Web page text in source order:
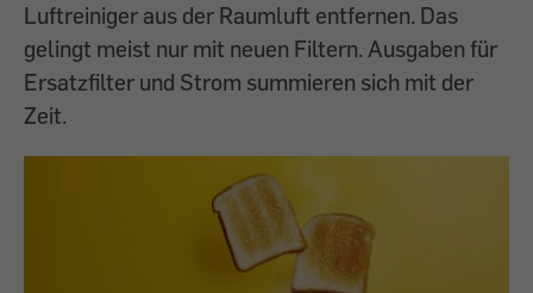
Luftreiniger aus der Raumluft entfernen. Das
gelingt meist nur mit neuen Filtern. Ausgaben für
Ersatzfilter und Strom summieren sich mit der
Zeit.